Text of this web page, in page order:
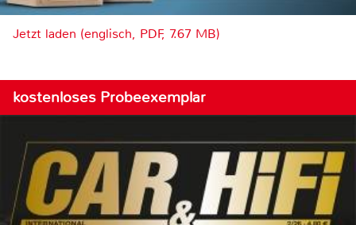
Jetzt laden (englisch, PDF, 7.67 MB)
kostenloses Probeexemplar